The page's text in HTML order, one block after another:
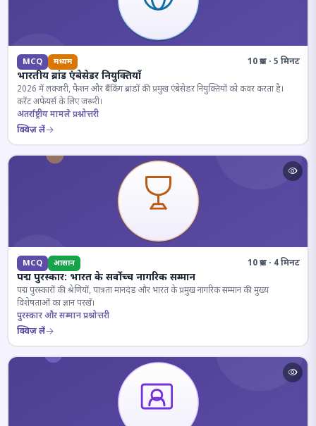
MCQ मध्यम 10 प्रश्न · 5 मिनट
भारतीय ब्रांड एंबेसेडर नियुक्तियाँ
2026 में लक्जरी, फैशन और बैंकिंग ब्रांडों की प्रमुख एंबेसेडर नियुक्तियों को कवर करता है।
करेंट अफेयर्स के लिए जरूरी।
अंतर्राष्ट्रीय मामले प्रश्नोत्तरी
क्विज़ लें
MCQ आसान 10 प्रश्न · 4 मिनट
पद्म पुरस्कार: भारत के सर्वोच्च नागरिक सम्मान
पद्म पुरस्कारों की श्रेणियों, पात्रता मानदंड और भारत के प्रमुख नागरिक सम्मान की मुख्य
विशेषताओं का ज्ञान परखें।
पुरस्कार और सम्मान प्रश्नोत्तरी
क्विज़ लें